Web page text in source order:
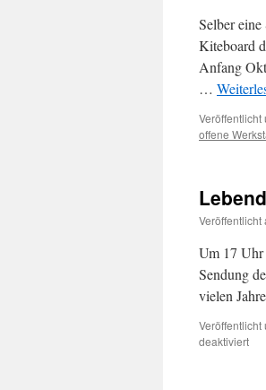
Selber
Kiteboard
Anfang
…
Veröffentlicht
offene
Veröffentlicht
Um 17 Uhr
Sendung
vielen
Veröffentlicht
deaktiviertfür